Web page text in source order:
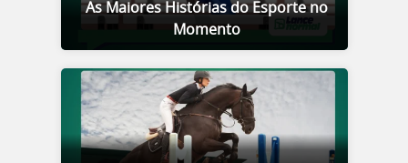
As Maiores Histórias do Esporte no
Momento